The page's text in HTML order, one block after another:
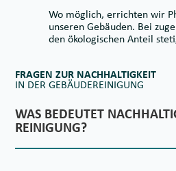
Wo möglich, errichten wir
unseren Gebäuden. Bei
den ökologischen Anteil
FRAGEN ZUR NACHHALTIGKEIT
IN DER GEBÄUDEREINIGUNG
WAS BEDEUTET
REINIGUNG?